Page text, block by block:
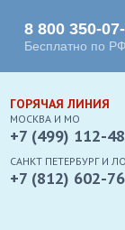
ГОРЯЧАЯ ЛИНИЯ
МОСКВА И МО
+7 (499) 112-
CАНКТ ПЕТЕРБУРГ И ЛО
+7 (812) 602-